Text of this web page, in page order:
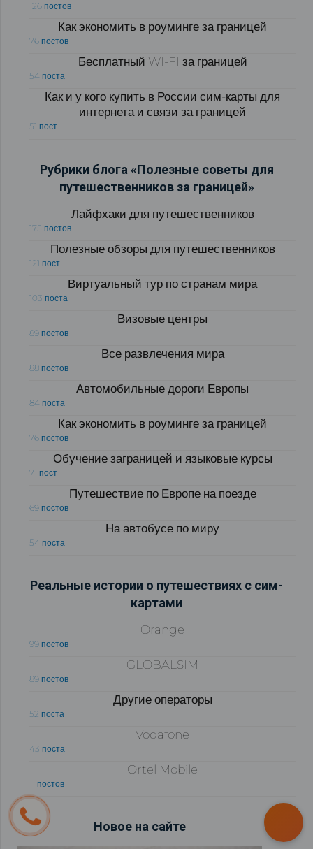
126 постов
Как экономить в роуминге за границей
76 постов
Бесплатный WI-FI за границей
54 поста
Как и у кого купить в России сим-карты для
интернета и связи за границей
51 пост
Рубрики блога «Полезные советы для
путешественников за границей»
Лайфхаки для путешественников
175 постов
Полезные обзоры для путешественников
121 пост
Виртуальный тур по странам мира
103 поста
Визовые центры
89 постов
Все развлечения мира
88 постов
Автомобильные дороги Европы
84 поста
Как экономить в роуминге за границей
76 постов
Обучение заграницей и языковые курсы
71 пост
Путешествие по Европе на поезде
69 постов
На автобусе по миру
54 поста
Реальные истории о путешествиях с сим-
картами
Orange
99 постов
GLOBALSIM
89 постов
Другие операторы
52 поста
Vodafone
43 поста
Ortel Mobile
11 постов
Новое на сайте